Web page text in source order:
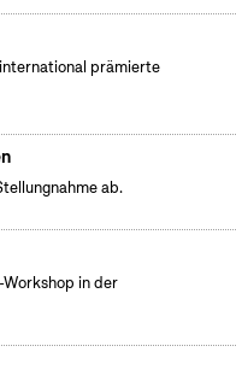
prämierte
ab.
in der